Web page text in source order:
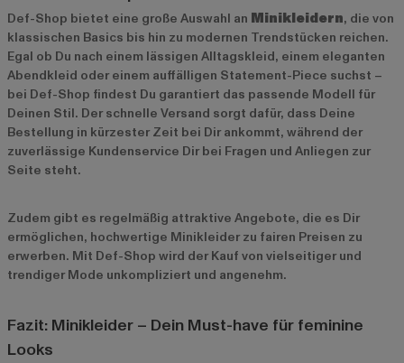
Def-Shop bietet eine große Auswahl an Minikleidern, die von
klassischen Basics bis hin zu modernen Trendstücken reichen.
Egal ob Du nach einem lässigen Alltagskleid, einem eleganten
Abendkleid oder einem auffälligen Statement-Piece suchst –
bei Def-Shop findest Du garantiert das passende Modell für
Deinen Stil. Der schnelle Versand sorgt dafür, dass Deine
Bestellung in kürzester Zeit bei Dir ankommt, während der
zuverlässige Kundenservice Dir bei Fragen und Anliegen zur
Seite steht.
Zudem gibt es regelmäßig attraktive Angebote, die es Dir
ermöglichen, hochwertige Minikleider zu fairen Preisen zu
erwerben. Mit Def-Shop wird der Kauf von vielseitiger und
trendiger Mode unkompliziert und angenehm.
Fazit: Minikleider – Dein Must-have für feminine
Looks